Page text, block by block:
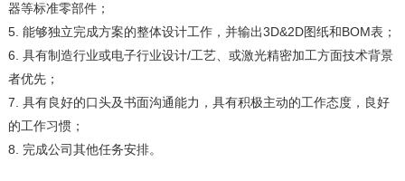
器等标准零部件；
5. 能够独立完成方案的整体设计工作，并输出3D&2D图纸和BOM表；
6 具有制造行业或电子行业设计/工艺、或激光精密加工方面技术背景
者优先；
7 具有良好的口头及书面沟通能力，具有积极主动的工作态度，良好
的工作习惯；
8
完成公司其他任务安排。